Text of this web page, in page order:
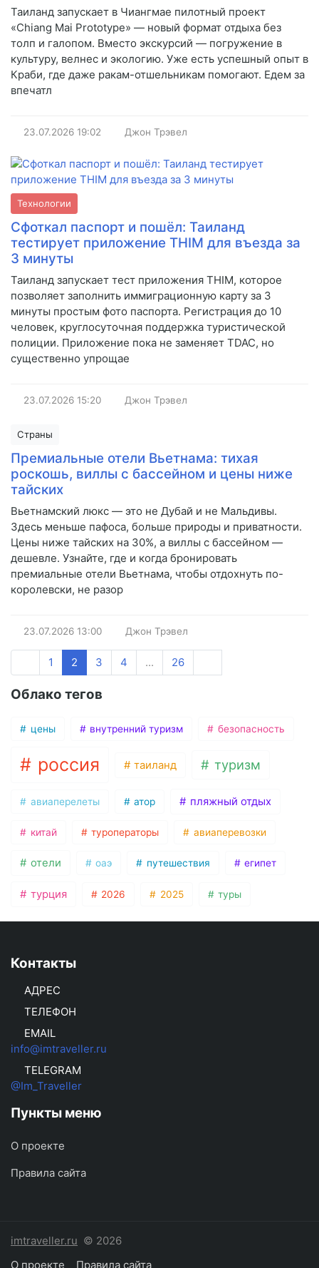
Таиланд запускает в Чиангмае пилотный проект
«Chiang Mai Prototype» — новый формат отдыха без
толп и галопом. Вместо экскурсий — погружение в
культуру, велнес и экологию. Уже есть успешный опыт в
Краби, где даже ракам-отшельникам помогают. Едем за
впечатл
23.07.2026 19:02 Джон Трэвел
Технологии
Сфоткал паспорт и пошёл: Таиланд
тестирует приложение THIM для въезда за
3 минуты
Таиланд запускает тест приложения THIM, которое
позволяет заполнить иммиграционную карту за 3
минуты простым фото паспорта. Регистрация до 10
человек, круглосуточная поддержка туристической
полиции. Приложение пока не заменяет TDAC, но
существенно упрощае
23.07.2026 15:20 Джон Трэвел
Страны
Премиальные отели Вьетнама: тихая
роскошь, виллы с бассейном и цены ниже
тайских
Вьетнамский люкс — это не Дубай и не Мальдивы.
Здесь меньше пафоса, больше природы и приватности.
Цены ниже тайских на 30%, а виллы с бассейном —
дешевле. Узнайте, где и когда бронировать
премиальные отели Вьетнама, чтобы отдохнуть по-
королевски, не разор
23.07.2026 13:00 Джон Трэвел
1 2 3 4 ... 26
Облако тегов
цены внутренний туризм безопасность
россия таиланд туризм
авиаперелеты атор пляжный отдых
китай туроператоры авиаперевозки
отели оаэ путешествия египет
турция 2026 2025 туры
Контакты
АДРЕС
ТЕЛЕФОН
EMAIL
info@imtraveller.ru
TELEGRAM
@Im_Traveller
Пункты меню
О проекте
Правила сайта
imtraveller.ru © 2026
О проекте
Правила сайта